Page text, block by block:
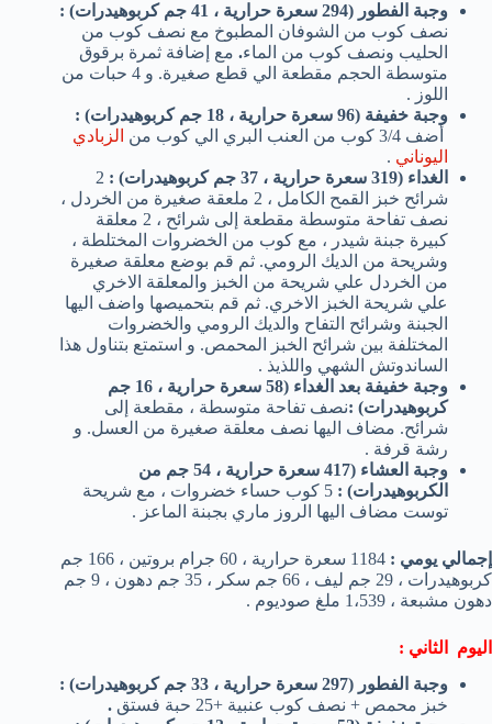
وجبة الفطور (294 سعرة حرارية ، 41 جم كربوهيدرات)
:
نصف كوب من الشوفان المطبوخ مع نصف كوب من
الحليب ونصف كوب من الماء. مع إضافة ثمرة برقوق
متوسطة الحجم مقطعة الي قطع صغيرة. و 4 حبات من
اللوز .
وجبة خفيفة (96 سعرة حرارية ، 18 جم كربوهيدرات)
:
أضف 3/4 كوب من العنب البري الي كوب من
الزبادي
اليوناني .
الغداء (319 سعرة حرارية ، 37 جم كربوهيدرات)
:
2
شرائح خبز القمح الكامل ، 2 ملعقة صغيرة من الخردل ،
نصف تفاحة متوسطة مقطعة إلى شرائح ، 2 معلقة
كبيرة جبنة شيدر ، مع كوب من الخضروات المختلطة ،
وشريحة من الديك الرومي. ثم قم بوضع معلقة صغيرة
من الخردل علي شريحة من الخبز والمعلقة الاخري
علي شريحة الخبز الاخري. ثم قم بتحميصها واضف اليها
الجبنة وشرائح التفاح والديك الرومي والخضروات
المختلفة بين شرائح الخبز المحمص. و استمتع بتناول هذا
الساندوتش الشهي واللذيذ .
وجبة خفيفة بعد الغداء (58 سعرة حرارية ، 16 جم
كربوهيدرات) :نصف تفاحة متوسطة ، مقطعة إلى
شرائح. مضاف اليها نصف معلقة صغيرة من العسل. و
رشة قرفة .
وجبة العشاء (417 سعرة حرارية ، 54 جم من
الكربوهيدرات) :
5 كوب حساء خضروات ، مع شريحة
توست مضاف اليها الروز ماري بجبنة الماعز .
إجمالي يومي :
1184 سعرة حرارية ، 60 جرام بروتين ، 166 جم
كربوهيدرات ، 29 جم ليف ، 66 جم سكر ، 35 جم دهون ، 9 جم
دهون مشبعة ، 1،539 ملغ صوديوم .
اليوم الثاني :
وجبة الفطور (297 سعرة حرارية ، 33 جم كربوهيدرات)
:
خبز محمص + نصف كوب عنبية +25 حبة فستق
.